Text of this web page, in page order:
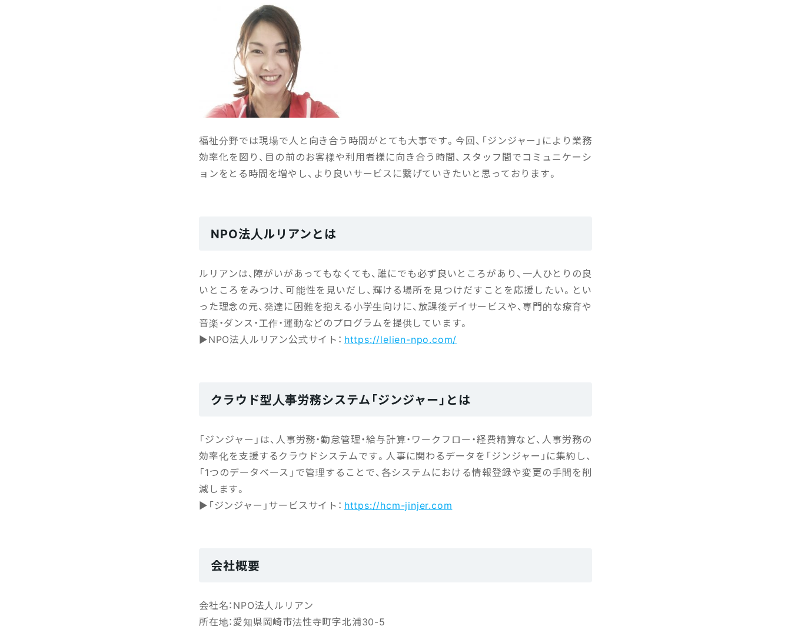
福祉分野では現場で人と向き合う時間がとても大事です。今回、「ジンジャー」により業務
効率化を図り、目の前のお客様や利用者様に向き合う時間、スタッフ間でコミュニケーシ
ョンをとる時間を増やし、より良いサービスに繋げていきたいと思っております。
NPO法人ルリアンとは
ルリアンは、障がいがあってもなくても、誰にでも必ず良いところがあり、一人ひとりの良
いところをみつけ、可能性を見いだし、輝ける場所を見つけだすことを応援したい。とい
った理念の元、発達に困難を抱える小学生向けに、放課後デイサービスや、専門的な療育や
音楽・ダンス・工作・運動などのプログラムを提供しています。
▶NPO法人ルリアン公式サイト： https://lelien-npo.com/
クラウド型人事労務システム「ジンジャー」とは
「ジンジャー」は、人事労務・勤怠管理・給与計算・ワークフロー・経費精算など、人事労務の
効率化を支援するクラウドシステムです。人事に関わるデータを「ジンジャー」に集約し、
「1つのデータベース」で管理することで、各システムにおける情報登録や変更の手間を削
減します。
▶「ジンジャー」サービスサイト： https://hcm-jinjer.com
会社概要
会社名：NPO法人ルリアン
所在地：愛知県岡崎市法性寺町字北浦30-5